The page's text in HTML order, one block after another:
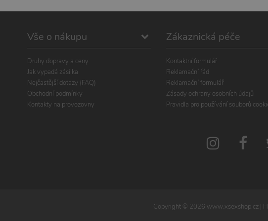
Vše o nákupu
Druhy dopravy a ceny
Jak vypadá zásilka
Nejčastější dotazy (FAQ)
Obchodní podmínky
Kontakty na provozovny
Zákaznická péče
Kontaktní formulář
Reklamační řád
Reklamační formulář
Zásady ochrany osobních údajů
Pravidla pro používání souborů
Copyright © 2026 www.xsexshop.cz|